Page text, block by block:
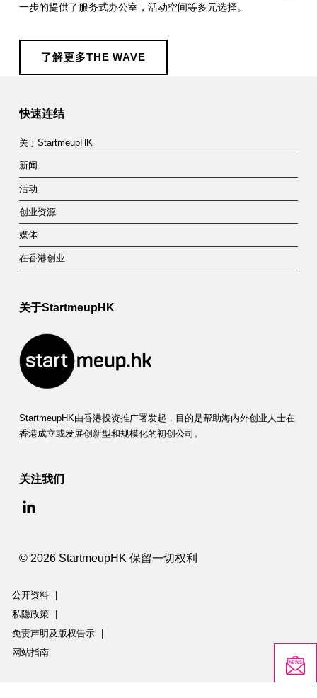
一步的提供了服务式办公室，活动空间等多元选择。
了解更多THE WAVE
Skip back to main navigation
快速连结
关于StartmeupHK
新闻
活动
创业资源
媒体
在香港创业
关于StartmeupHK
StartmeupHK由香港投资推广署发起，目的是帮助海内外创业人士在
香港成立或发展创新型和规模化的初创公司。
关注我们
© 2026 StartmeupHK 保留一切权利
公开资料
私隐政策
免责声明及版权告示
网站指南